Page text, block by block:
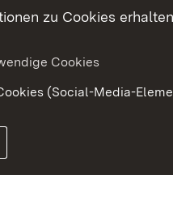
Landesportal
zu Cookies
Cookies
(Social-Media-